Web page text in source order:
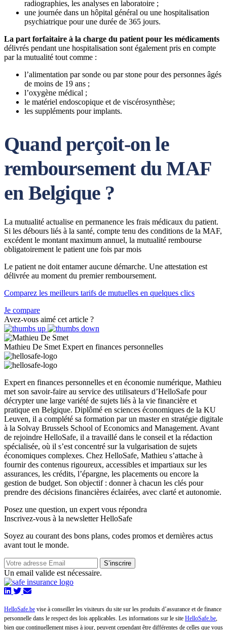
radiographies, les analyses en laboratoire ;
une journée dans un hôpital général ou une hospitalisation
psychiatrique pour une durée de 365 jours.
La part forfaitaire à la charge du patient pour les médicaments
délivrés pendant une hospitalisation sont également pris en compte
par la mutualité tout comme :
l’alimentation par sonde ou par stone pour des personnes âgés
de moins de 19 ans ;
l’oxygène médical ;
le matériel endoscopique et de viscérosynthèse;
les suppléments pour implants.
Quand perçoit-on le
remboursement du MAF
en Belgique ?
La mutualité actualise en permanence les frais médicaux du patient.
Si les débours liés à la santé, compte tenu des conditions de la MAF,
excédent le montant maximum annuel, la mutualité rembourse
obligatoirement le patient une fois par mois
Le patient ne doit entamer aucune démarche. Une attestation est
délivrée au moment du premier remboursement.
Comparez les meilleurs tarifs de mutuelles en quelques clics
Je compare
Avez-vous aimé cet article ?
Mathieu De Smet Expert en finances personnelles
Expert en finances personnelles et en économie numérique, Mathieu
met son savoir-faire au service des utilisateurs d’HelloSafe pour
décrypter une large variété de sujets liés à la vie financière et
pratique en Belgique. Diplômé en sciences économiques de la KU
Leuven, il a complété sa formation par un master en stratégie digitale
à la Solvay Brussels School of Economics and Management. Avant
de rejoindre HelloSafe, il a travaillé dans le conseil et la rédaction
spécialisée, où il s’est concentré sur la vulgarisation de sujets
économiques complexes. Chez HelloSafe, Mathieu s’attache à
fournir des contenus rigoureux, accessibles et impartiaux sur les
assurances, les crédits, l’épargne, les placements ou encore la
gestion de budget. Son objectif : donner à chacun les clés pour
prendre des décisions financières éclairées, avec clarté et autonomie.
Posez une question, un expert vous répondra
Inscrivez-vous à la newsletter HelloSafe
Soyez au courant des bons plans, codes promos et dernières actus
avant tout le monde.
S’inscrire
Un email valide est nécessaire.
HelloSafe.be vise à conseiller les visiteurs du site sur les produits d’assurance et de finance
personnelle dans le respect des lois applicables. Les informations sur le site HelloSafe.be,
bien que continuellement mises à jour, peuvent cependant être différentes de celles que vous